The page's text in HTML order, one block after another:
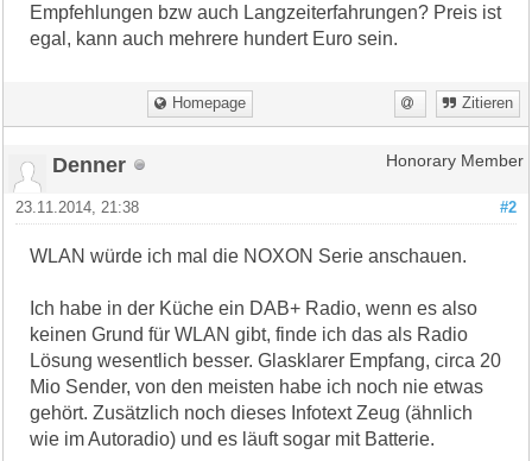
Empfehlungen bzw auch Langzeiterfahrungen? Preis ist
egal, kann auch mehrere hundert Euro sein.
Homepage Zitieren
Denner Honorary Member
#2
23.11.2014, 21:38
WLAN würde ich mal die NOXON Serie anschauen.
Ich habe in der Küche ein DAB+ Radio, wenn es also
keinen Grund für WLAN gibt, finde ich das als Radio
Lösung wesentlich besser. Glasklarer Empfang, circa 20
Mio Sender, von den meisten habe ich noch nie etwas
gehört. Zusätzlich noch dieses Infotext Zeug (ähnlich
wie im Autoradio) und es läuft sogar mit Batterie.